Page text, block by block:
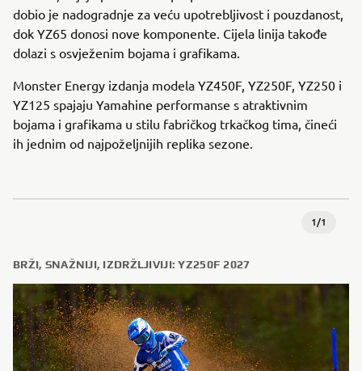
dobio je nadogradnje za veću upotrebljivost i pouzdanost,
dok YZ65 donosi nove komponente. Cijela linija takođe
dolazi s osvježenim bojama i grafikama.
Monster Energy izdanja modela YZ450F, YZ250F, YZ250 i
YZ125 spajaju Yamahine performanse s atraktivnim
bojama i grafikama u stilu fabričkog trkačkog tima, čineći
ih jednim od najpoželjnijih replika sezone.
1/1
BRŽI, SNAŽNIJI, IZDRŽLJIVIJI: YZ250F 2027